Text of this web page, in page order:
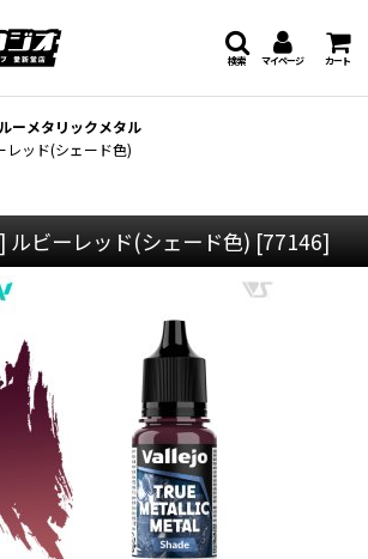
マイページ カート
検索
ーメタリックメタル
レッド(シェード色)
ルビーレッド(シェード色) [77146]